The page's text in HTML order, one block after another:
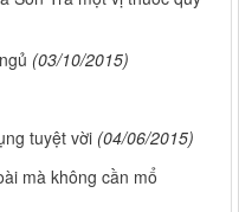
(03/10/2015)
tuyệt vời (04/06/2015)
mà không cần mổ